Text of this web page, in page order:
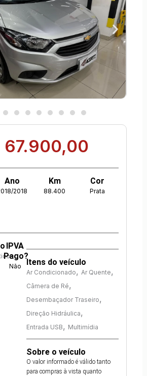
67.900,00
Ano
2018
Km
88.400
Cor
Prata
IPVA
Pago?
Não Itens do veículo
Ar Condicionado, Ar Quente,
Câmera de Ré,
Desembaçador Traseiro,
Direção Hidráulica,
Entrada USB, Multimídia
Sobre o veículo
O valor informado é válido tanto
para compras à vista quanto